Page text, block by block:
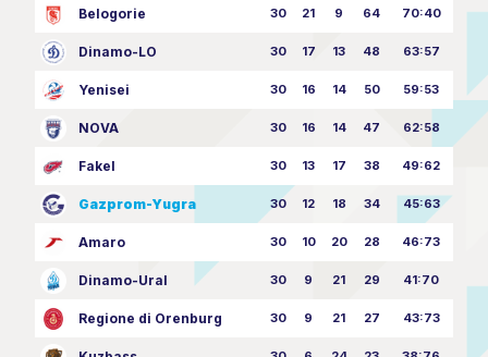
Belogorie 30 21 9 64 70:40
Dinamo-LO 30 17 13 48 63:57
Yenisei 30 16 14 50 59:53
NOVA 30 16 14 47 62:58
Fakel 30 13 17 38 49:62
Gazprom-Yugra 30 12 18 34 45:63
Amaro 30 10 20 28 46:73
Dinamo-Ural 30 9 21 29 41:70
Regione di Orenburg 30 9 21 27 43:73